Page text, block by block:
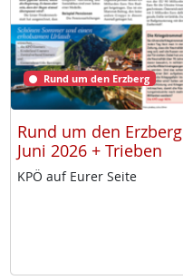
Rund um den Erzberg
Rund um den Erzberg
Juni 2026 + Trieben
KPÖ auf Eu­rer Sei­te